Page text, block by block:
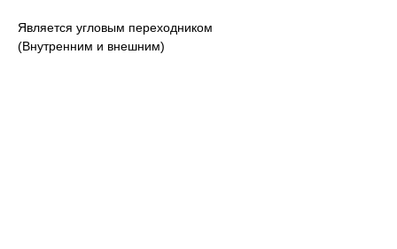
Является угловым переходником
(Внутренним и внешним)